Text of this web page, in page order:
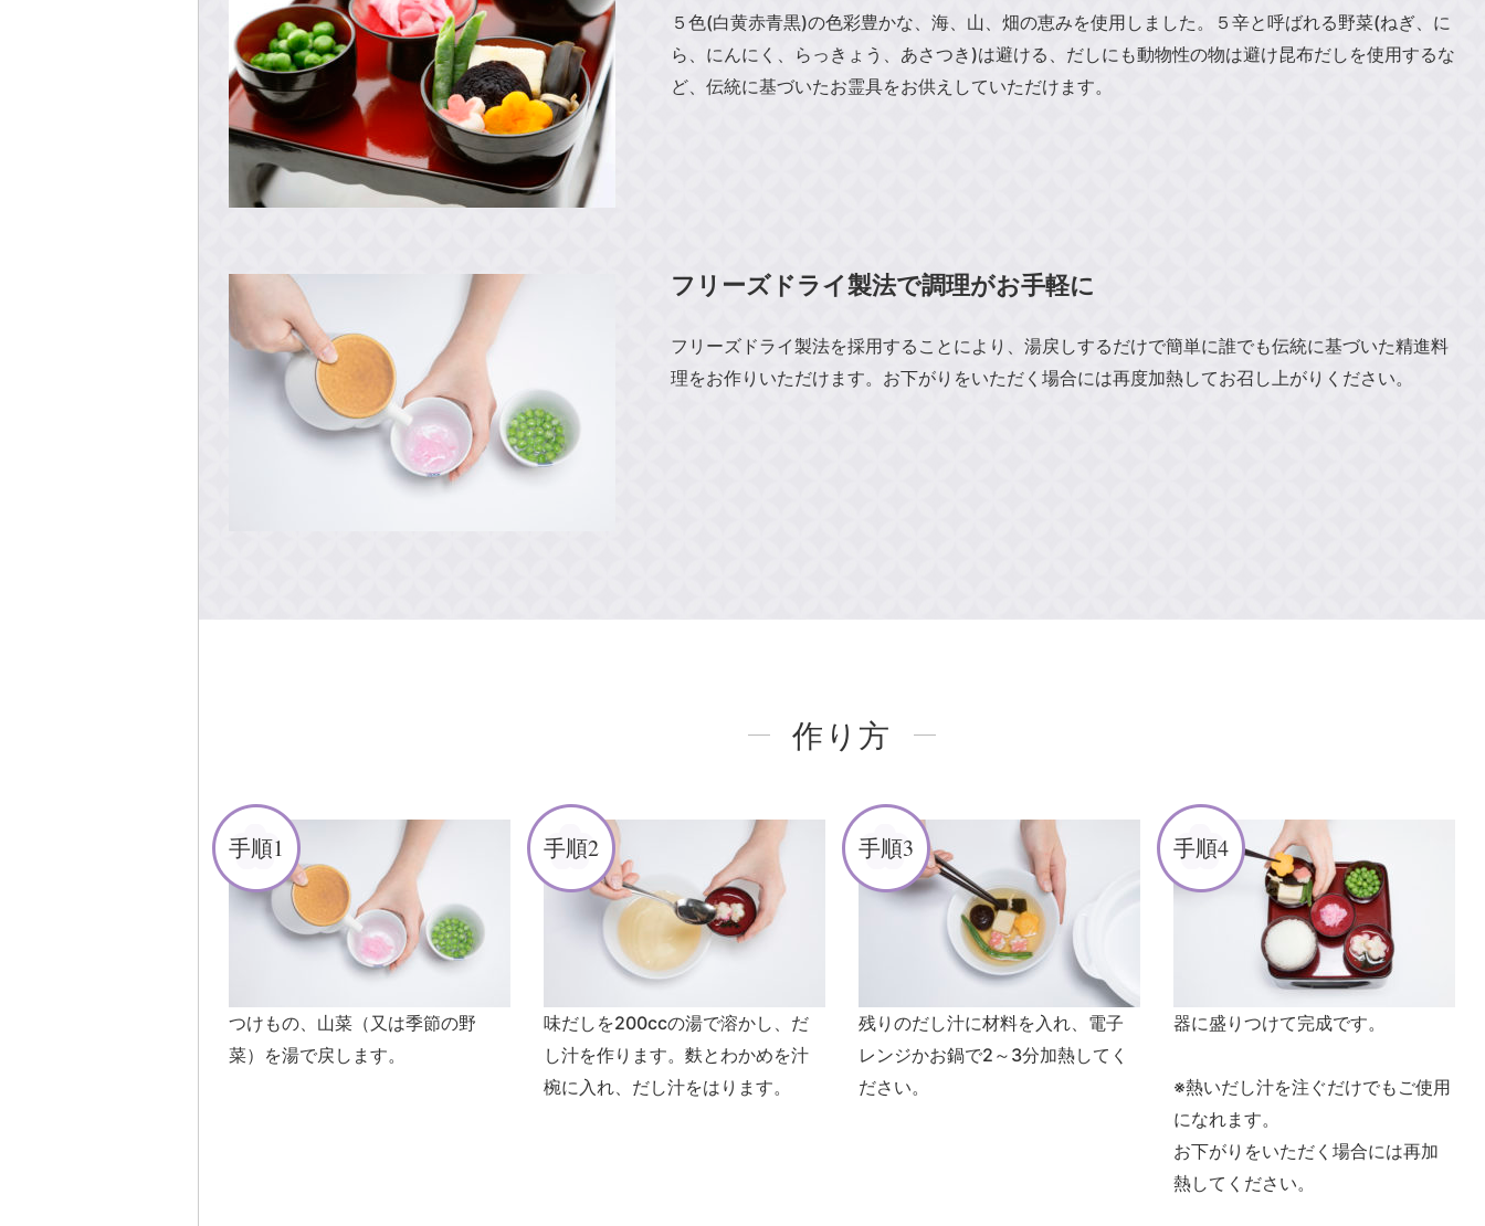
５色(白黄赤青黒)の色彩豊かな、海、山、畑の恵みを使用しました。５辛と呼ばれる野菜(ねぎ、に
ら、にんにく、らっきょう、あさつき)は避ける、だしにも動物性の物は避け昆布だしを使用するな
ど、伝統に基づいたお霊具をお供えしていただけます。
フリーズドライ製法で調理がお手軽に
フリーズドライ製法を採用することにより、湯戻しするだけで簡単に誰でも伝統に基づいた精進料
理をお作りいただけます。お下がりをいただく場合には再度加熱してお召し上がりください。
作り方
手順1
つけもの、山菜（又は季節の野
菜）を湯で戻します。
手順2
味だしを200ccの湯で溶かし、だ
し汁を作ります。麩とわかめを汁
椀に入れ、だし汁をはります。
手順3
残りのだし汁に材料を入れ、電子
レンジかお鍋で2～3分加熱してく
ださい。
手順4
器に盛りつけて完成です。
※熱いだし汁を注ぐだけでもご使用
になれます。
お下がりをいただく場合には再加
熱してください。